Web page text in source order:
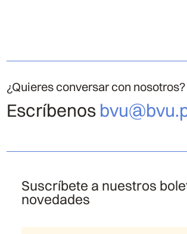
¿Quieres conversar con nosotros?
Escríbenos
Suscríbete a nuestros
novedades